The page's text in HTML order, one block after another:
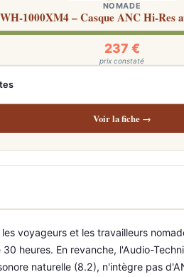
NOMADE
1000XM4 – Casque ANC Hi-Res
237 €
prix constaté
Voir la fiche →
voyageurs et les travailleurs
heures. En revanche, l'Audio-
naturelle (8.2), n'intègre pas